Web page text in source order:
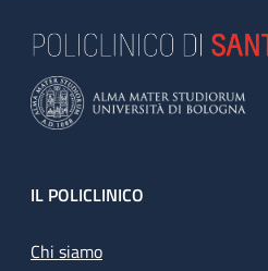
Footer
IL POLICLINICO
Chi siamo